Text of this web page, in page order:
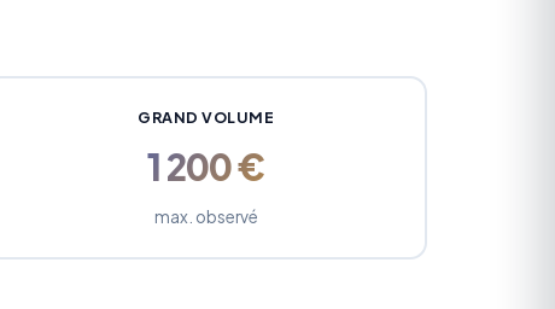
GRAND VOLUME
1 200 €
max. observé